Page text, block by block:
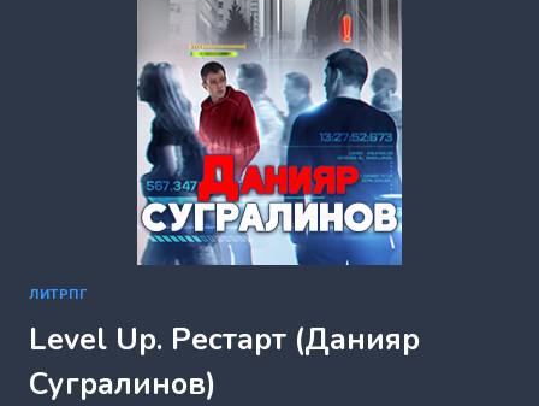
ЛИТРПГ
Level Up. Рестарт (Данияр
Сугралинов)